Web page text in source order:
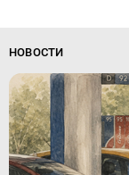
НОВОСТИ